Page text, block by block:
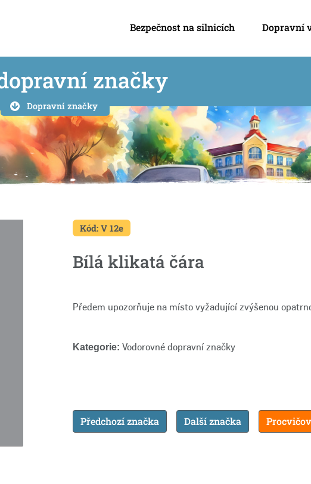
Bezpečnost na silnicích Dopravní
značky
Dopravní značky
Kód: V 12e
Bílá klikatá čára
Předem upozorňuje na místo vyžadující zvýšenou
Kategorie: Vodorovné dopravní značky
Předchozí značka Další značka